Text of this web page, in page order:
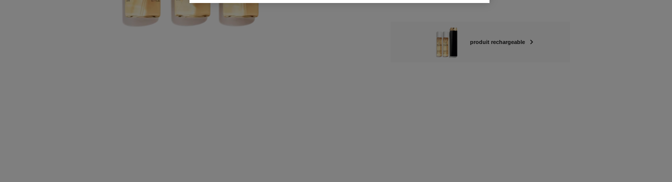
produit rechargeable